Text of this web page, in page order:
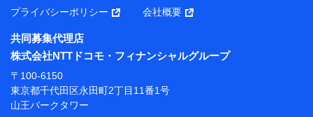
携会社の保険その他に関する情報を提供するため、また
維持管理等の委託業務遂行のため、またそれらに付帯、
関連する当社または株式会社NTTドコモ・フィナンシャ
ルグループおよび提携会社のサービスを案内、提供する
ため
（各サービスで取得したサービス利用履歴、ウェブサイ
トの閲覧履歴、購買履歴、ご契約内容等のパーソナルデ
ータを分析して、お客さまの趣味・嗜好・傾向に応じた
プライバシーポリシー 会社概要
共同募集代理店
株式会社NTTドコモ・フィナンシャルグループ
〒100-6150
東京都千代田区永田町2丁目11番1号
山王パークタワー